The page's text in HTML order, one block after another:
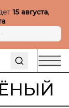
15 августа,